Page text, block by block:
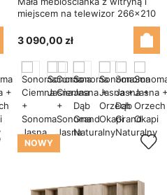
miejscem na telewizor 266×210
cm Sonoma Jasna / Orzech
Okapi – APOLLO
3 090,00 zł
NOWY